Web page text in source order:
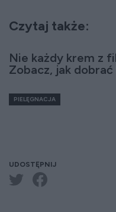
Czytaj także:
Nie każdy krem z
Zobacz, jak
PIELĘGNACJA
UDOSTĘPNIJ